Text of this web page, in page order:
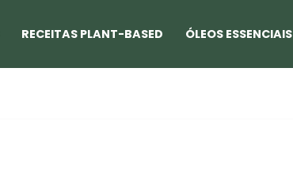
RECEITAS PLANT-BASED ÓLEOS ESSENCIAIS